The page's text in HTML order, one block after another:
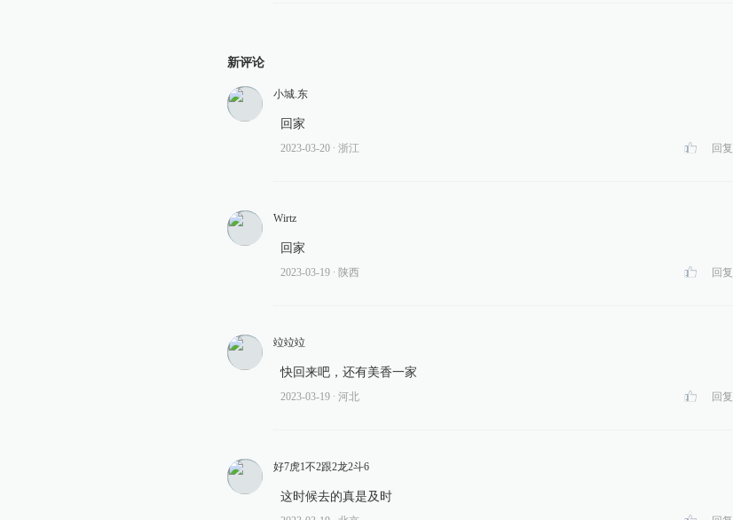
新评论
小城.东
回家
2023-03-20 ∙ 浙江 回复
Wirtz
回家
2023-03-19 ∙ 陕西 回复
竝竝竝
快回来吧，还有美香一家
2023-03-19 ∙ 河北 回复
好7虎1不2跟2龙2斗6
这时候去的真是及时